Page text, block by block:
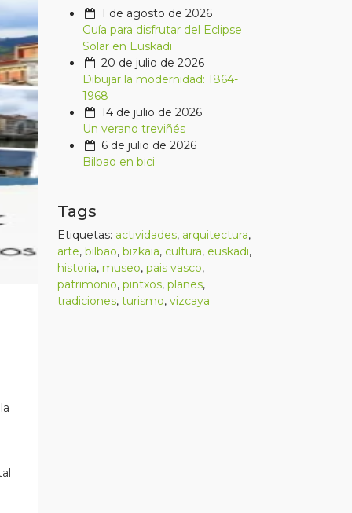
1 de agosto de 2026
Guía para disfrutar del Eclipse
Solar en Euskadi
20 de julio de 2026
Dibujar la modernidad: 1864-
1968
14 de julio de 2026
Un verano treviñés
6 de julio de 2026
Bilbao en bici
Tags
Etiquetas: actividades, arquitectura,
arte, bilbao, bizkaia, cultura, euskadi,
historia, museo, pais vasco,
patrimonio, pintxos, planes,
tradiciones, turismo, vizcaya